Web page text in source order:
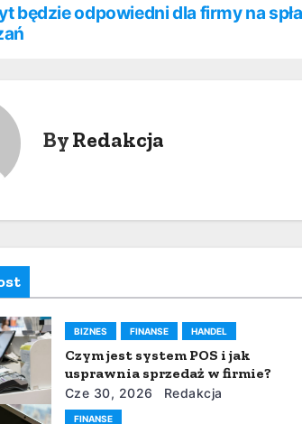
będzie odpowiedni dla firmy na
ByRedakcja
BIZNES FINANSE HANDEL
Czym jest system POS i jak
usprawnia sprzedaż w firmie?
Cze 30, 2026 Redakcja
FINANSE